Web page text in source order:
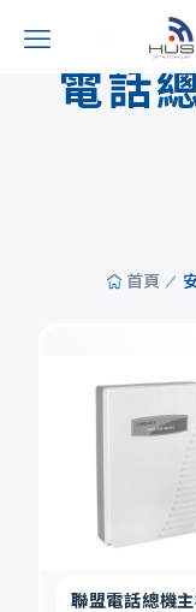
電話
首頁
聯盟電話總機